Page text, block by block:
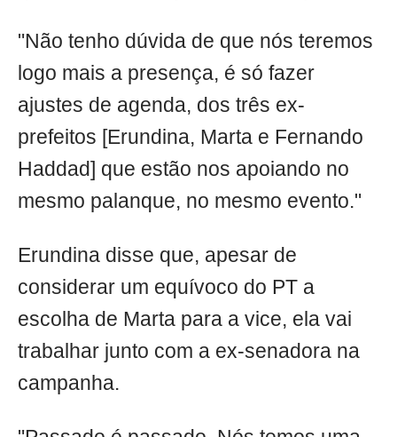
"Não tenho dúvida de que nós teremos
logo mais a presença, é só fazer
ajustes de agenda, dos três ex-
prefeitos [Erundina, Marta e Fernando
Haddad] que estão nos apoiando no
mesmo palanque, no mesmo evento."
Erundina disse que, apesar de
considerar um equívoco do PT a
escolha de Marta para a vice, ela vai
trabalhar junto com a ex-senadora na
campanha.